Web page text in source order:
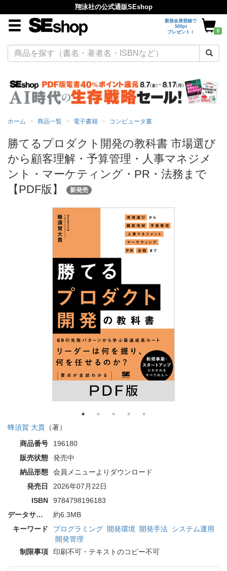
翔泳社の公式通販SEshop
新規会員登録で
500pt
プレゼント！
0
ホーム 商品一覧 電子書籍 コンピュータ書
勝てるプロダクト開発の教科書 市場選び
から顧客理解・予算管理・人事マネジメ
ント・マーケティング・PR・法務まで
【PDF版】
新発売
蜂須賀 大貴 （著）
商品番号
196180
販売状態
発売中
納品形態
会員メニューよりダウンロード
発売日
2026年07月22日
ISBN
9784798196183
データサイズ
約6.3MB
キーワード
プログラミング 開発環境 開発手法 システム運用
開発管理
制限事項
印刷不可・テキストのコピー不可